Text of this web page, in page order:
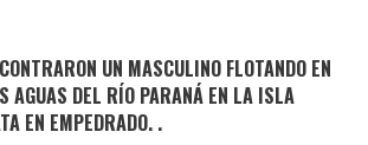
UN MASCULINO FLOTANDO EN
AGUAS DEL RÍO PARANÁ EN LA ISLA
EN EMPEDRADO. .